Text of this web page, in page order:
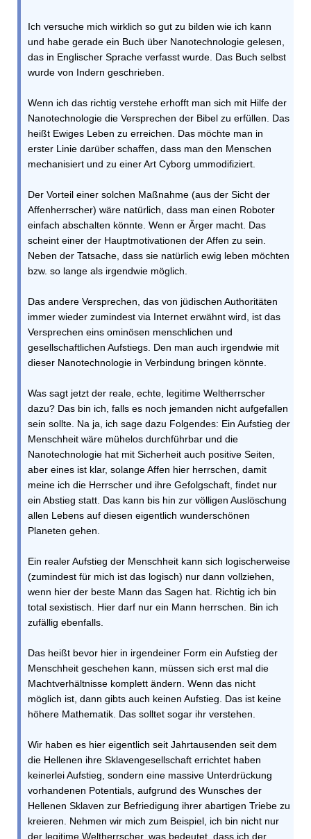
Ich versuche mich wirklich so gut zu bilden wie ich kann
und habe gerade ein Buch über Nanotechnologie gelesen,
das in Englischer Sprache verfasst wurde. Das Buch selbst
wurde von Indern geschrieben.
Wenn ich das richtig verstehe erhofft man sich mit Hilfe der
Nanotechnologie die Versprechen der Bibel zu erfüllen. Das
heißt Ewiges Leben zu erreichen. Das möchte man in
erster Linie darüber schaffen, dass man den Menschen
mechanisiert und zu einer Art Cyborg ummodifiziert.
Der Vorteil einer solchen Maßnahme (aus der Sicht der
Affenherrscher) wäre natürlich, dass man einen Roboter
einfach abschalten könnte. Wenn er Ärger macht. Das
scheint einer der Hauptmotivationen der Affen zu sein.
Neben der Tatsache, dass sie natürlich ewig leben möchten
bzw. so lange als irgendwie möglich.
Das andere Versprechen, das von jüdischen Authoritäten
immer wieder zumindest via Internet erwähnt wird, ist das
Versprechen eins ominösen menschlichen und
gesellschaftlichen Aufstiegs. Den man auch irgendwie mit
dieser Nanotechnologie in Verbindung bringen könnte.
Was sagt jetzt der reale, echte, legitime Weltherrscher
dazu? Das bin ich, falls es noch jemanden nicht aufgefallen
sein sollte. Na ja, ich sage dazu Folgendes: Ein Aufstieg der
Menschheit wäre mühelos durchführbar und die
Nanotechnologie hat mit Sicherheit auch positive Seiten,
aber eines ist klar, solange Affen hier herrschen, damit
meine ich die Herrscher und ihre Gefolgschaft, findet nur
ein Abstieg statt. Das kann bis hin zur völligen Auslöschung
allen Lebens auf diesen eigentlich wunderschönen
Planeten gehen.
Ein realer Aufstieg der Menschheit kann sich logischerweise
(zumindest für mich ist das logisch) nur dann vollziehen,
wenn hier der beste Mann das Sagen hat. Richtig ich bin
total sexistisch. Hier darf nur ein Mann herrschen. Bin ich
zufällig ebenfalls.
Das heißt bevor hier in irgendeiner Form ein Aufstieg der
Menschheit geschehen kann, müssen sich erst mal die
Machtverhältnisse komplett ändern. Wenn das nicht
möglich ist, dann gibts auch keinen Aufstieg. Das ist keine
höhere Mathematik. Das solltet sogar ihr verstehen.
Wir haben es hier eigentlich seit Jahrtausenden seit dem
die Hellenen ihre Sklavengesellschaft errichtet haben
keinerlei Aufstieg, sondern eine massive Unterdrückung
vorhandenen Potentials, aufgrund des Wunsches der
Hellenen Sklaven zur Befriedigung ihrer abartigen Triebe zu
kreieren. Nehmen wir mich zum Beispiel, ich bin nicht nur
der legitime Weltherrscher, was bedeutet, dass ich der